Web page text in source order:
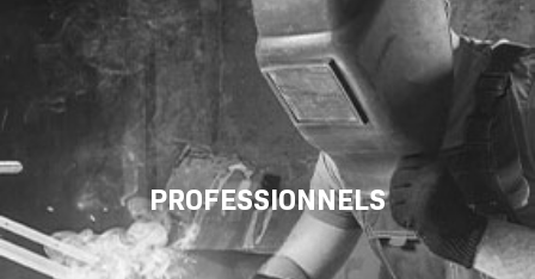
PROFESSIONNELS